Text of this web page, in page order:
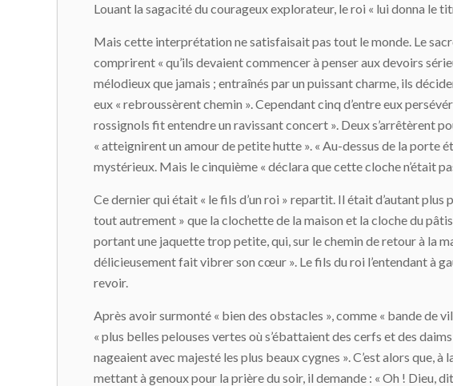
Louant la sagacité du courageux explorateur, le roi « lui donna le
Mais cette interprétation ne satisfaisait pas tout le monde. Le
comprirent « qu’ils devaient commencer à penser aux devoirs
mélodieux que jamais ; entraînés par un puissant charme, ils
eux « rebroussèrent chemin ». Cependant cinq d’entre eux
rossignols fit entendre un ravissant concert ». Deux s’arrêtèrent
« atteignirent un amour de petite hutte ». « Au-dessus de la porte
mystérieux. Mais le cinquième « déclara que cette cloche n’était
Ce dernier qui était « le fils d’un roi » repartit. Il était d’autant plus
tout autrement » que la clochette de la maison et la cloche du
portant une jaquette trop petite, qui, sur le chemin de retour à la
délicieusement fait vibrer son cœur ». Le fils du roi l’entendant à
revoir.
Après avoir surmonté « bien des obstacles », comme « bande de
« plus belles pelouses vertes où s’ébattaient des cerfs et des
nageaient avec majesté les plus beaux cygnes ». C’est alors que,
mettant à genoux pour la prière du soir, il demande : « Oh ! Dieu,